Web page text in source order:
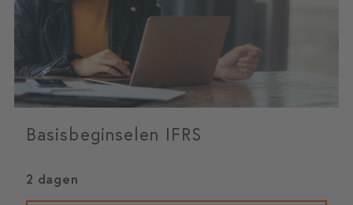
Basisbeginselen IFRS
2 dagen